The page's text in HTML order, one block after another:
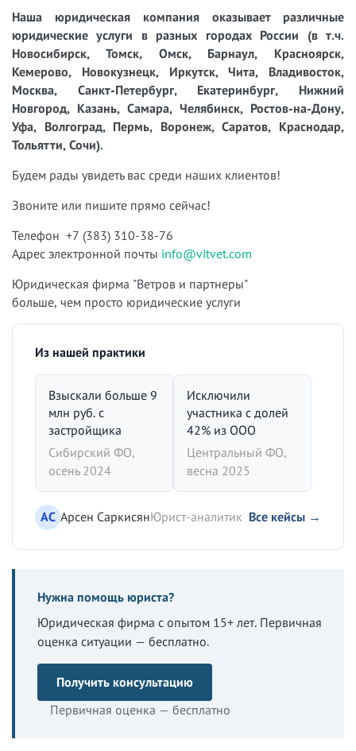
Наша юридическая компания оказывает различные
юридические услуги в разных городах России (в т.ч.
Новосибирск, Томск, Омск, Барнаул, Красноярск,
Кемерово, Новокузнецк, Иркутск, Чита, Владивосток,
Москва, Санкт-Петербург, Екатеринбург, Нижний
Новгород, Казань, Самара, Челябинск, Ростов-на-Дону,
Уфа, Волгоград, Пермь, Воронеж, Саратов, Краснодар,
Тольятти, Сочи).
Будем рады увидеть вас среди наших клиентов!
Звоните или пишите прямо сейчас!
Телефон +7 (383) 310-38-76
Адрес электронной почты info@vitvet.com
Юридическая фирма "Ветров и партнеры"
больше, чем просто юридические услуги
Из нашей практики
Взыскали больше 9
млн руб. с
застройщика
Сибирский ФО,
осень 2024
Исключили
участника с долей
42% из ООО
Центральный ФО,
весна 2025
АС Арсен СаркисянЮрист-аналитик Все кейсы →
Нужна помощь юриста?
Юридическая фирма с опытом 15+ лет. Первичная
оценка ситуации — бесплатно.
Получить консультацию
Первичная оценка — бесплатно